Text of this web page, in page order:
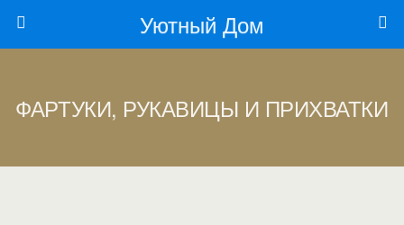
Уютный Дом
ФАРТУКИ, РУКАВИЦЫ И ПРИХВАТКИ